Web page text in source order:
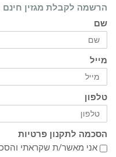
הרשמה לקבלת מגזין חינם
שם
מייל
טלפון
הסכמה לתקנון פרטיות
אני מאשר/ת שקראתי